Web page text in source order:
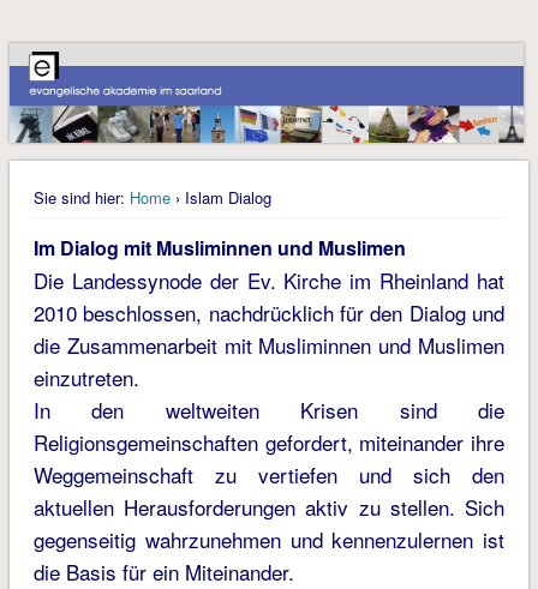
Sie sind hier: Home› Islam Dialog
Im Dialog mit Musliminnen und Muslimen
Die Landessynode der Ev. Kirche im Rheinland hat
2010 beschlossen, nachdrücklich für den Dialog und
die Zusammenarbeit mit Musliminnen und Muslimen
einzutreten.
In den weltweiten Krisen sind die
Religionsgemeinschaften gefordert, miteinander ihre
Weggemeinschaft zu vertiefen und sich den
aktuellen Herausforderungen aktiv zu stellen. Sich
gegenseitig wahrzunehmen und kennenzulernen ist
die Basis für ein Miteinander.